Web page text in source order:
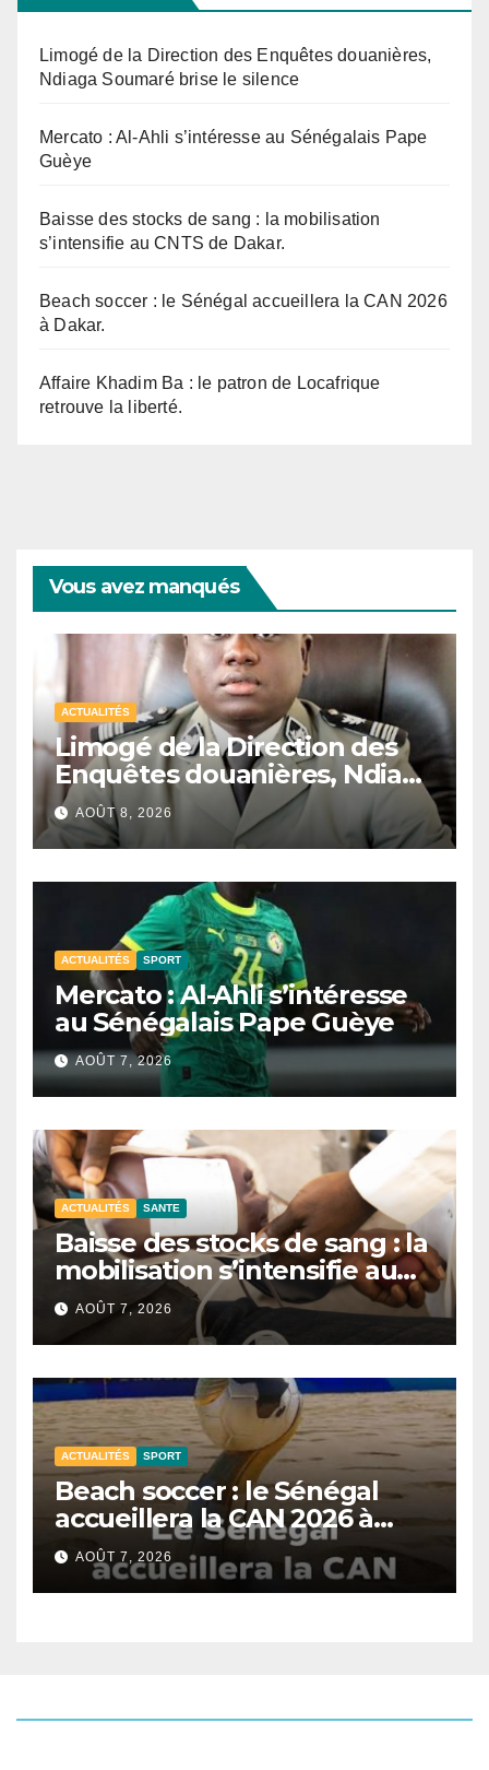
Limogé de la Direction des Enquêtes douanières,
Ndiaga Soumaré brise le silence
Mercato : Al-Ahli s’intéresse au Sénégalais Pape
Guèye
Baisse des stocks de sang : la mobilisation
s’intensifie au CNTS de Dakar.
Beach soccer : le Sénégal accueillera la CAN 2026
à Dakar.
Affaire Khadim Ba : le patron de Locafrique
retrouve la liberté.
Vous avez manqués
ACTUALITÉS
Limogé de la Direction des
Enquêtes douanières, Ndiaga
Soumaré brise le silence
AOÛT 8, 2026
ACTUALITÉS SPORT
Mercato : Al-Ahli s’intéresse
au Sénégalais Pape Guèye
AOÛT 7, 2026
ACTUALITÉS SANTE
Baisse des stocks de sang : la
mobilisation s’intensifie au
CNTS de Dakar.
AOÛT 7, 2026
ACTUALITÉS SPORT
Beach soccer : le Sénégal
accueillera la CAN 2026 à
Dakar.
AOÛT 7, 2026